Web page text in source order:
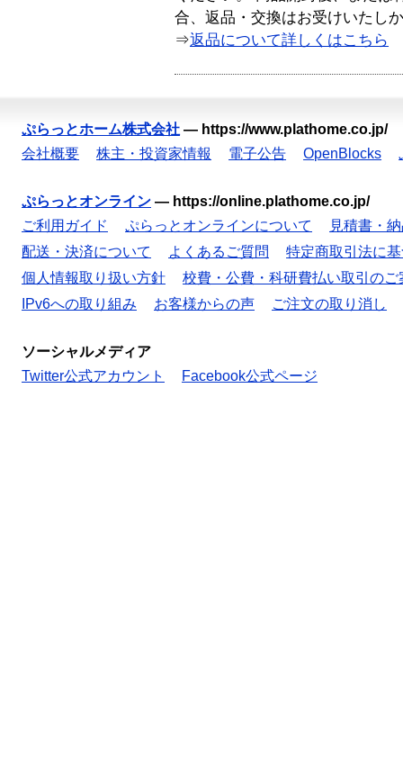
合、返品・交換はお受けいたし
⇒返品について詳しくはこちら
ぷらっとホーム株式会社 — https://www.plathome.co.jp/
会社概要
株主・投資家情報 電子公告 OpenBlocks
ぷらっとオンライン — https://online.plathome.co.jp/
ご利用ガイド
ぷらっとオンラインについて
見積書・
配送・決済について
よくあるご質問
特定商取引法に
個人情報取り扱い方針
校費・公費・科研費払い取引のご
IPv6への取り組み
お客様からの声 ご注文の取り消し
ソーシャルメディア
Twitter公式アカウント
Facebook公式ページ